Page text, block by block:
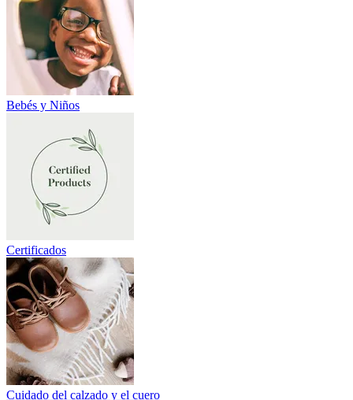
Bebés y Niños
Certificados
Cuidado del calzado y el cuero